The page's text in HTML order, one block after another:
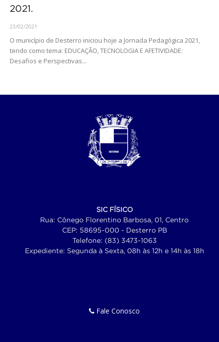
2021.
23/02/2021
O município de Desterro iniciou hoje a Jornada Pedagógica 2021,
tendo como tema: EDUCAÇÃO, TECNOLOGIA E AFETIVIDADE:
Desafios e Perspectivas...
SIC FÍSICO
Rua: Cônego Florentino Barbosa, 01, Centro
CEP: 58695-000 - Desterro PB
Telefone: (83) 3473-1063
Expediente: Segunda à Sexta, 08h às 12h e 14h às 18h
Fale Conosco